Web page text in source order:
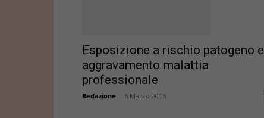
Esposizione a rischio patogeno e
aggravamento malattia
professionale
Redazione 5 Marzo 2015